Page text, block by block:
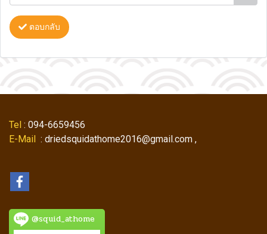
ตอบกลับ
Tel : 094-6659456
E-Mail : driedsquidathome2016@gmail.com ,
@squid_athome